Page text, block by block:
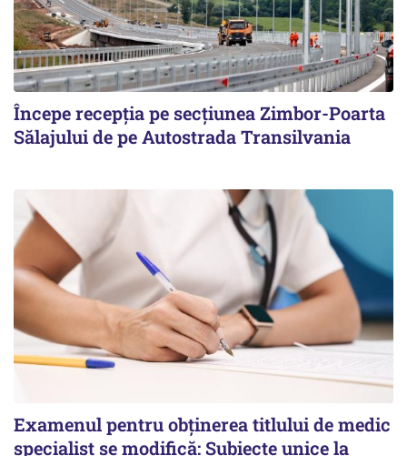
Începe recepţia pe secţiunea Zimbor-Poarta
Sălajului de pe Autostrada Transilvania
Examenul pentru obținerea titlului de medic
specialist se modifică: Subiecte unice la